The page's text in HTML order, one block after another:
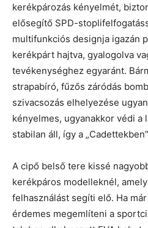
kerékpározás kényelmét,
elősegítő SPD-
multifunkciós designja igazán
kerékpárt hajtva, gyalogolva
tevékenységhez egyaránt.
strapabíró, fűzős záródás
szivacsozás elhelyezése
kényelmes, ugyanakkor védi a
stabilan áll, így a
A cipő belső tere kissé
kerékpáros modelleknél,
felhasználást segíti elő. Ha
érdemes megemlíteni a